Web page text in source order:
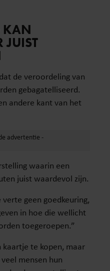
KAN
JUIST
de veroordeling van
gebagatelliseerd.
andere kant van het
waarin een
juist waardevol zijn.
geen goedkeuring,
in hoe die wellicht
toegeroepen.”
kaartje te kopen, maar
mensen hun